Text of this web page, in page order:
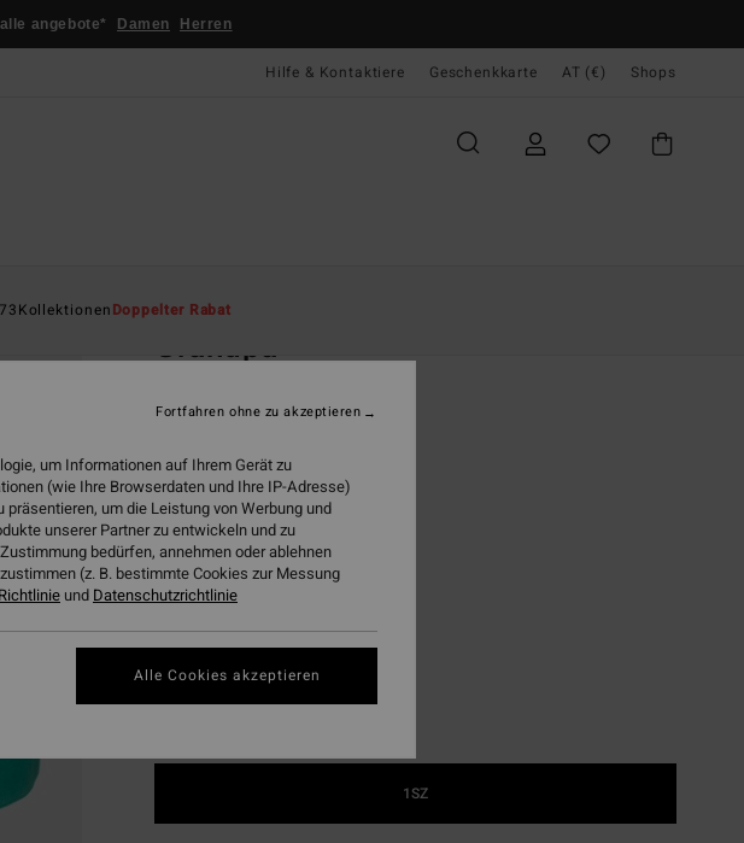
angebote* Damen Herren
Hilfe & Kontaktiere Geschenkkarte AT (€) Shops
KollektionenDoppelter Rabat
Grandpa
€ 15,73
SALE
DOPPELTER RABATT EXTRA 25%
FarbeGreen Tropics
1SZ
um Informationen auf Ihrem Gerät zu
(wie Ihre Browserdaten und Ihre IP-Adresse)
um die Leistung von Werbung und
unserer Partner zu entwickeln und zu
bedürfen, annehmen oder ablehnen
(z. B. bestimmte Cookies zur Messung
und Datenschutzrichtlinie
Fortfahren ohne zu akzeptieren
Alle Cookies akzeptieren